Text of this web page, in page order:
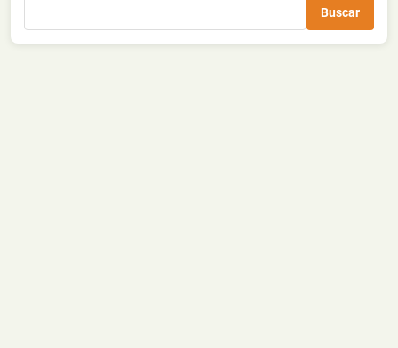
Buscar